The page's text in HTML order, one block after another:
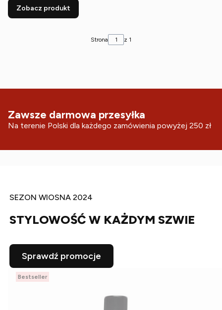
Zobacz produkt
Strona z 1
Zawsze darmowa przesyłka
Na terenie Polski dla każdego zamówienia powyżej 250 zł
SEZON WIOSNA 2024
STYLOWOŚĆ W KAŻDYM SZWIE
Sprawdź promocje
Bestseller